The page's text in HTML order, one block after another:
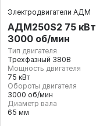
Электродвигатели АДМ
АДМ250S2 75 кВт
3000 об/мин
Тип двигателя
Трехфазный 380В
Мощность двигателя
75 кВт
Обороты двигателя
3000 об/мин
Диаметр вала
65 мм